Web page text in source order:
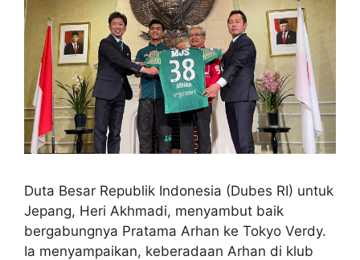
Duta Besar Republik Indonesia (Dubes RI) untuk
Jepang, Heri Akhmadi, menyambut baik
bergabungnya Pratama Arhan ke Tokyo Verdy.
Ia menyampaikan, keberadaan Arhan di klub